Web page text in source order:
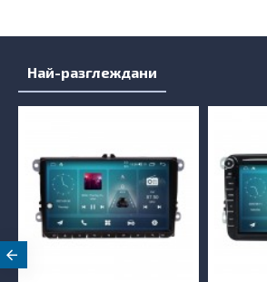
Най-разглеждани